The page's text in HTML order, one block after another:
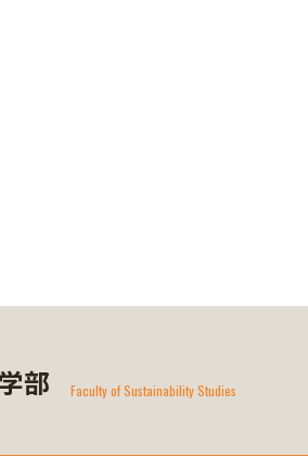
部 Faculty of Sustainability Studies